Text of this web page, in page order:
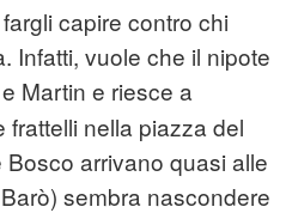
capire contro chi
Infatti, vuole che il nipote
e Martin e riesce a
frattelli nella piazza del
arrivano quasi alle
sembra nascondere